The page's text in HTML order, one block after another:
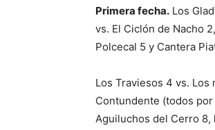
Primera fecha. Los
vs. El Ciclón de Nacho
Polcecal 5 y Cantera
Los Traviesos 4 vs. Los
Contundente (todos por
Aguiluchos del Cerro 8,